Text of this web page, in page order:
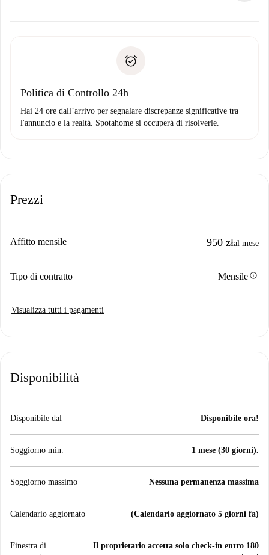
Domiciliazione del pagamento
solo se non segnali problemi.
Politica di Controllo 24h
Hai 24 ore dall’arrivo per segnalare discrepanze significative tra
l'annuncio e la realtà. Spotahome si occuperà di risolverle.
Prezzi
Affitto mensile 950 złal mese
Tipo di contratto Mensileinfo
Visualizza tutti i pagamenti
Disponibilità
Disponibile dal Disponibile ora!
Soggiorno min. 1 mese (30 giorni).
Soggiorno massimo Nessuna permanenza massima
Calendario aggiornato (Calendario aggiornato 5 giorni fa)
Finestra di
Il proprietario accetta solo check-in entro 180